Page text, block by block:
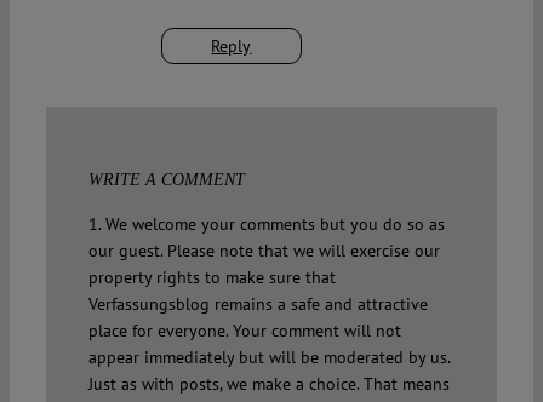
Reply
WRITE A COMMENT
1. We welcome your comments but you do so as
our guest. Please note that we will exercise our
property rights to make sure that
Verfassungsblog remains a safe and attractive
place for everyone. Your comment will not
appear immediately but will be moderated by us.
Just as with posts, we make a choice. That means